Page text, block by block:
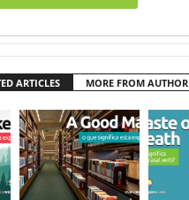
ARTICLES MORE FROM AUTHOR